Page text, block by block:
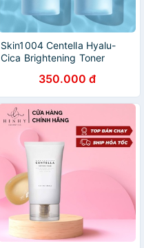
Skin1004 Centella Hyalu-
Cica Brightening Toner
350.000 đ